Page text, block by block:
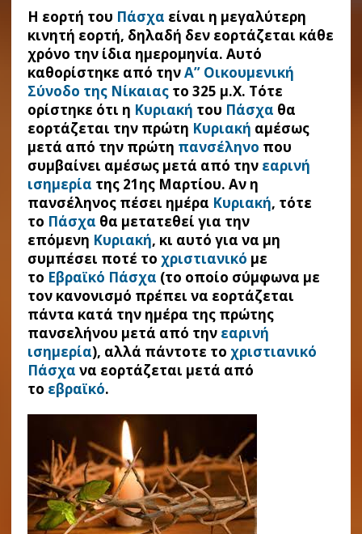
Η εορτή του Πάσχα είναι η μεγαλύτερη
κινητή εορτή, δηλαδή δεν εορτάζεται κάθε
χρόνο την ίδια ημερομηνία. Αυτό
καθορίστηκε από τηνΑ” Οικουμενική
Σύνοδο της Νίκαιαςτο 325 μ.Χ. Τότε
ορίστηκε ότι η Κυριακή του Πάσχα θα
εορτάζεται την πρώτη Κυριακή αμέσως
μετά από την πρώτη πανσέληνο που
συμβαίνει αμέσως μετά από την εαρινή
ισημερία της 21ης Μαρτίου. Αν η
πανσέληνος πέσει ημέρα Κυριακή, τότε
το Πάσχα θα μετατεθεί για την
επόμενη Κυριακή, κι αυτό για να μη
συμπέσει ποτέ το χριστιανικό με
το Εβραϊκό Πάσχα (το οποίο σύμφωνα με
τον κανονισμό πρέπει να εορτάζεται
πάντα κατά την ημέρα της πρώτης
πανσελήνου μετά από την εαρινή
ισημερία), αλλά πάντοτε το χριστιανικό
Πάσχα να εορτάζεται μετά από
το εβραϊκό.